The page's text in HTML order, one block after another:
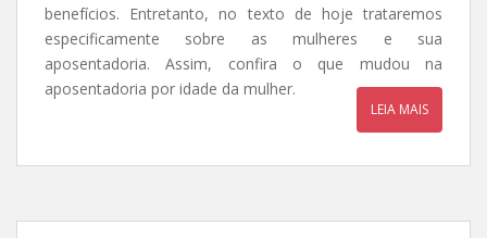
benefícios. Entretanto, no texto de hoje trataremos
especificamente sobre as mulheres e sua
aposentadoria. Assim, confira o que mudou na
aposentadoria por idade da mulher.
LEIA MAIS